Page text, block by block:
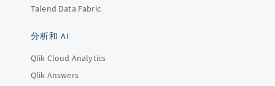
Talend Data Fabric
分析和 AI
Qlik Cloud Analytics
Qlik Answers